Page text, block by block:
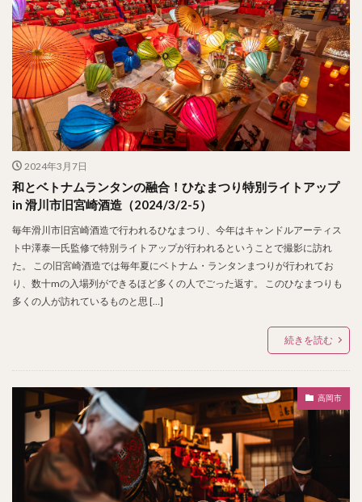
2024年3月7日
和とベトナムランタンの融合！ひなまつり特別ライトアップ
in 滑川市旧宮崎酒造（2024/3/2-5）
毎年滑川市旧宮崎酒造で行われるひなまつり、今年はキャンドルアーティス
ト中澤泰一氏監修で特別ライトアップが行われるということで撮影に訪れ
た。 この旧宮崎酒造では毎年夏にベトナム・ランタンまつりが行われてお
り、数十mの入場列ができるほど多くの人でごった返す。 このひなまつりも
多くの人が訪れているものと思 […]
続きを読む
高岡市